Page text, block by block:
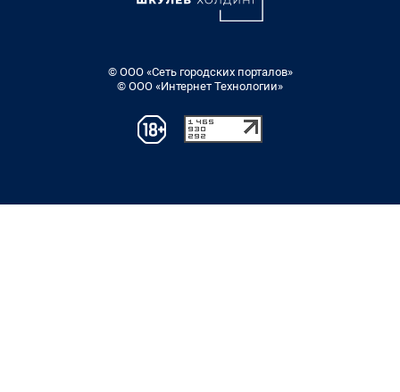
© ООО «Сеть городских порталов»
© ООО «Интернет Технологии»